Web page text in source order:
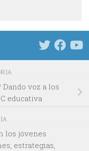
Dando voz a los
educativa
los jóvenes
estrategias,